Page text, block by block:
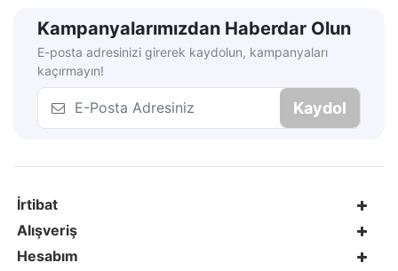
Kampanyalarımızdan Haberdar Olun
E-posta adresinizi girerek kaydolun, kampanyaları
kaçırmayın!
Kaydol
İrtibat
Alışveriş
Hesabım